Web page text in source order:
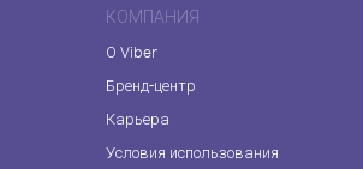
КОМПАНИЯ
О Viber
Бренд-центр
Карьера
Условия использования